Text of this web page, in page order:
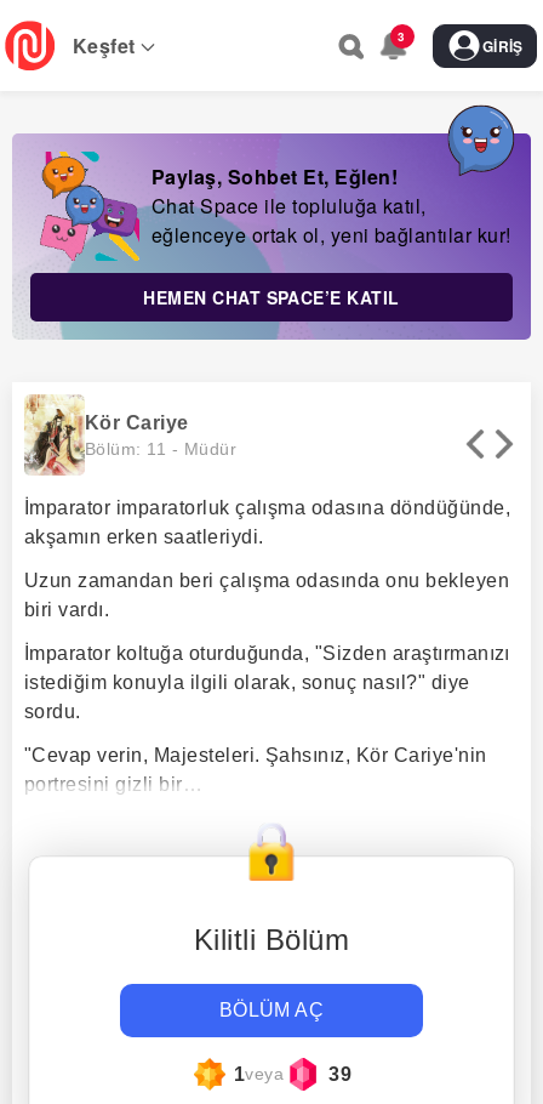
Skip
to
main
Keşfet 3 GIRIŞ
Paylaş, Sohbet Et, Eğlen!
Chat Space ile topluluğa katıl,
eğlenceye ortak ol, yeni bağlantılar kur!
HEMEN CHAT SPACE’E KATIL
Kör Cariye
Bölüm: 11 - Müdür
İmparator imparatorluk çalışma odasına döndüğünde,
akşamın erken saatleriydi.
Uzun zamandan beri çalışma odasında onu bekleyen
biri vardı.
İmparator koltuğa oturduğunda, "Sizden araştırmanızı
istediğim konuyla ilgili olarak, sonuç nasıl?" diye
sordu.
"Cevap verin, Majesteleri. Şahsınız, Kör Cariye'nin
portresini gizli bir…
Kilitli Bölüm
BÖLÜM AÇ
1veya 39